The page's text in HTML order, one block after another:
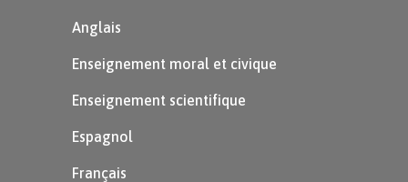
Anglais
Enseignement moral et civique
Enseignement scientifique
Espagnol
Français